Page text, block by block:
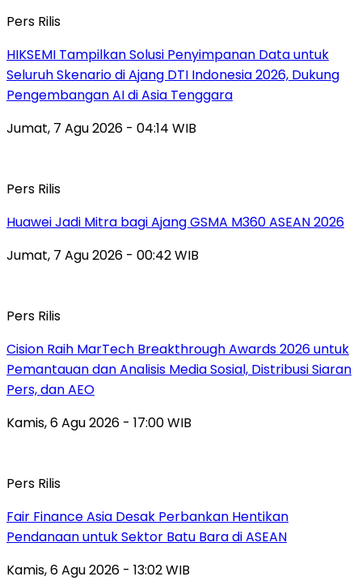
Pers Rilis
HIKSEMI Tampilkan Solusi Penyimpanan Data untuk
Seluruh Skenario di Ajang DTI Indonesia 2026, Dukung
Pengembangan AI di Asia Tenggara
Jumat, 7 Agu 2026 - 04:14 WIB
Pers Rilis
Huawei Jadi Mitra bagi Ajang GSMA M360 ASEAN 2026
Jumat, 7 Agu 2026 - 00:42 WIB
Pers Rilis
Cision Raih MarTech Breakthrough Awards 2026 untuk
Pemantauan dan Analisis Media Sosial, Distribusi Siaran
Pers, dan AEO
Kamis, 6 Agu 2026 - 17:00 WIB
Pers Rilis
Fair Finance Asia Desak Perbankan Hentikan
Pendanaan untuk Sektor Batu Bara di ASEAN
Kamis, 6 Agu 2026 - 13:02 WIB